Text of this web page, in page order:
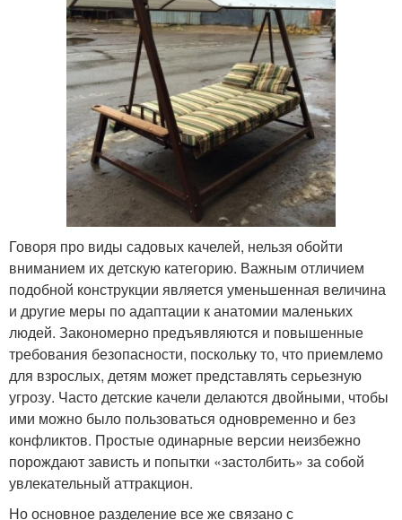
Говоря про виды садовых качелей, нельзя обойти
вниманием их детскую категорию. Важным отличием
подобной конструкции является уменьшенная величина
и другие меры по адаптации к анатомии маленьких
людей. Закономерно предъявляются и повышенные
требования безопасности, поскольку то, что приемлемо
для взрослых, детям может представлять серьезную
угрозу. Часто детские качели делаются двойными, чтобы
ими можно было пользоваться одновременно и без
конфликтов. Простые одинарные версии неизбежно
порождают зависть и попытки «застолбить» за собой
увлекательный аттракцион.
Но основное разделение все же связано с